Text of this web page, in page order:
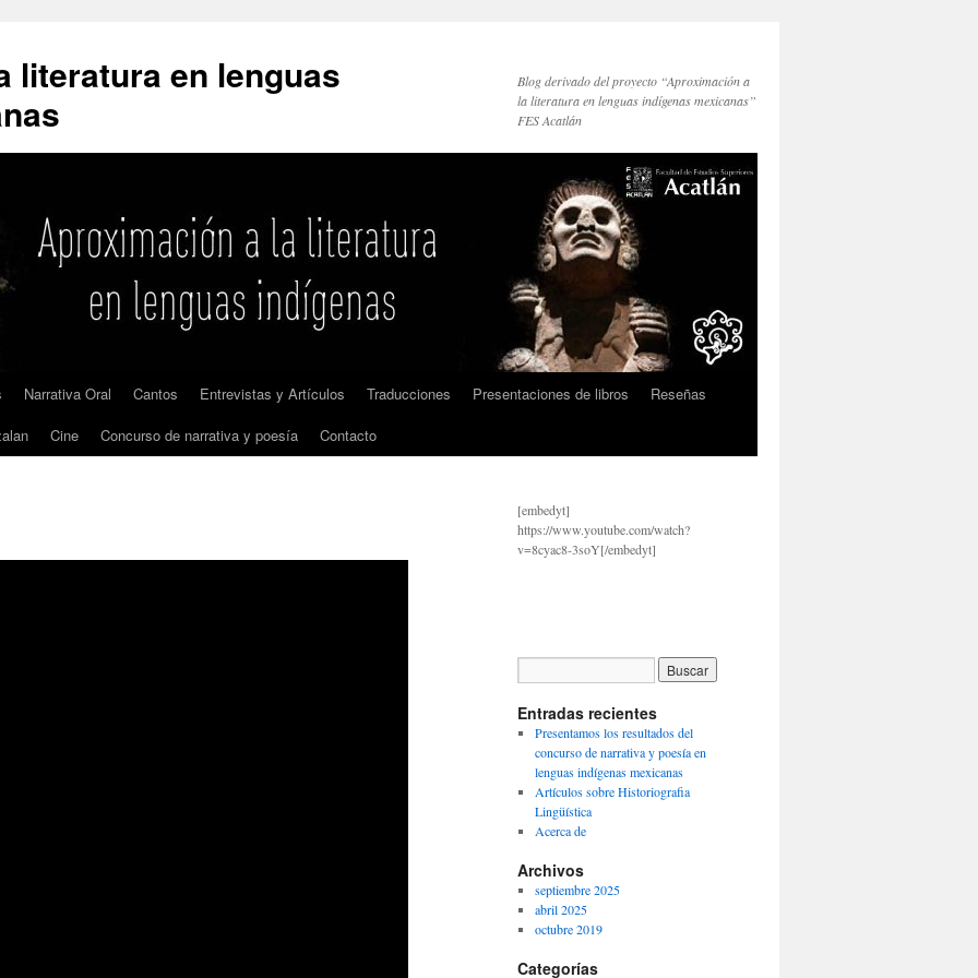
literatura en lenguas
Blog derivado del proyecto “Aproximación a
la literatura en lenguas indígenas mexicanas”
FES Acatlán
Narrativa Oral Cantos Entrevistas y Artículos Traducciones Presentaciones de libros
Reseñas
Cine Concurso de narrativa y poesía Contacto
[embedyt]
https://www.youtube.com/watch?
v=8cyac8-3soY[/embedyt]
Entradas recientes
Presentamos los resultados del
concurso de narrativa y poesía en
lenguas indígenas mexicanas
Artículos sobre Historiografia
Lingüística
Acerca de
Archivos
septiembre 2025
abril 2025
octubre 2019
Categorías